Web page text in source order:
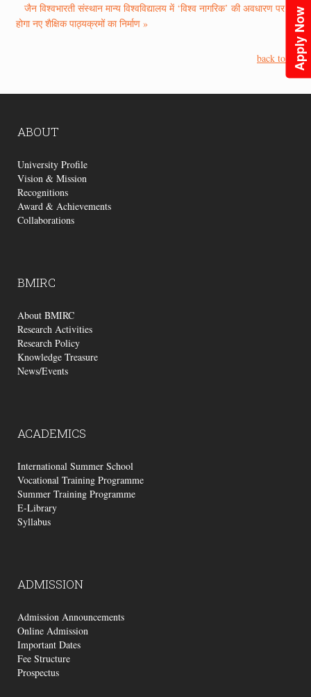
Apply Now
जैन विश्वभारती संस्थान मान्य विश्वविद्यालय में ‘विश्व नागरिक’ की अवधारण पर
होगा नए शैक्षिक पाठ्यक्रमों का निर्माण »
back to top
ABOUT
University Profile
Vision & Mission
Recognitions
Award & Achievements
Collaborations
BMIRC
About BMIRC
Research Activities
Research Policy
Knowledge Treasure
News/Events
ACADEMICS
International Summer School
Vocational Training Programme
Summer Training Programme
E-Library
Syllabus
ADMISSION
Admission Announcements
Online Admission
Important Dates
Fee Structure
Prospectus